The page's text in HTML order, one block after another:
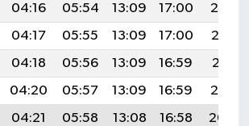
04:16 05:54 13:09 17:00
20:14
04:17 05:55 13:09 17:00
20:12
04:18 05:56 13:09 16:59
20:11
04:20 05:57 13:09 16:59
20:10
04:21 05:58 13:08 16:58
20:09